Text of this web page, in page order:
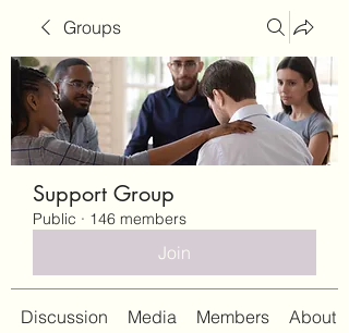
Groups
Support Group
Public · 146 members
Join
Discussion Media Members About